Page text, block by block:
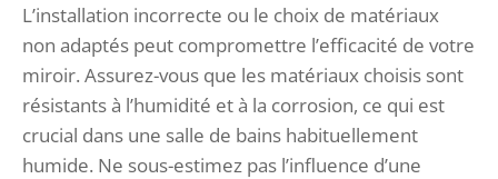
L’installation incorrecte ou le choix de matériaux
non adaptés peut compromettre l’efficacité de votre
miroir. Assurez-vous que les matériaux choisis sont
résistants à l’humidité et à la corrosion, ce qui est
crucial dans une salle de bains habituellement
humide. Ne sous-estimez pas l’influence d’une